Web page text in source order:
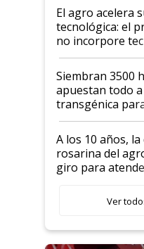
El agro acelera
tecnológica: el
no incorpore
perder el tren"
Siembran 3500
apuestan todo
transgénica
por tonelada:
semillero
A los 10 años,
rosarina del
giro para
Ver